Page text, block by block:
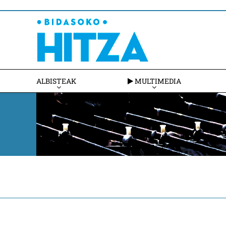
ALBISTEAK MULTIMEDIA